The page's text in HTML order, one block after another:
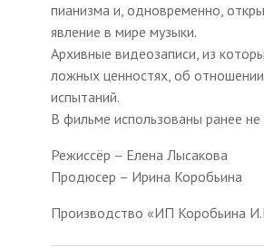
пианизма и, одновременно,
явление в мире музыки.
Архивные видеозаписи, из
ложных ценностях, об отношении
испытаний.
В фильме использованы ранее
Режиссёр – Елена Лысакова
Продюсер – Ирина Коробьина
Производство «ИП Коробьина